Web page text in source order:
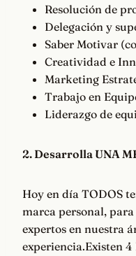
Resolución de
Delegación y
Saber Motivar
Creatividad e
Marketing
Trabajo en
Liderazgo de
2. Desarrolla UNA
Hoy en día TODOS
marca personal,
expertos en nuestra
experiencia.Existen